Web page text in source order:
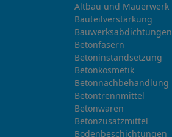
Altbau und Mauerwerk
Bauteilverstärkung
Bauwerksabdichtungen
Betonfasern
Betoninstandsetzung
Betonkosmetik
Betonnachbehandlung
Betontrennmittel
Betonwaren
Betonzusatzmittel
Bodenbeschichtungen